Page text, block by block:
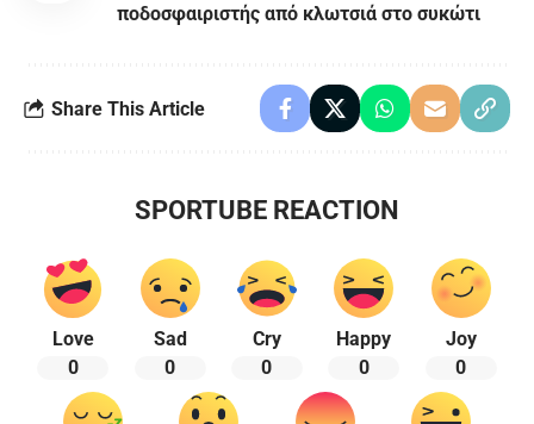
ποδοσφαιριστής από κλωτσιά στο συκώτι
Share This Article
SPORTUBE REACTION
Love
0
Sad
0
Cry
0
Happy
0
Joy
0